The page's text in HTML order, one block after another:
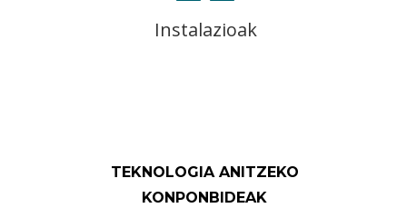
Instalazioak
TEKNOLOGIA ANITZEKO
KONPONBIDEAK